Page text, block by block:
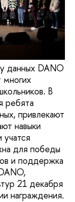
данных DANO
многих
В
ребята
привлекают
навыки
для победы
и поддержка
21 декабря
награждения.